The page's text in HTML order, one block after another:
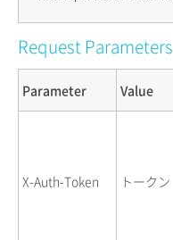
Request Parameters
Parameter Value
X-Auth-Token トークン